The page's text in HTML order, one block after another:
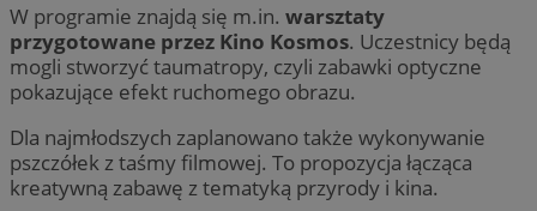
W programie znajdą się m.in. warsztaty
przygotowane przez Kino Kosmos. Uczestnicy będą
mogli stworzyć taumatropy, czyli zabawki optyczne
pokazujące efekt ruchomego obrazu.
Dla najmłodszych zaplanowano także wykonywanie
pszczółek z taśmy filmowej. To propozycja łącząca
kreatywną zabawę z tematyką przyrody i kina.